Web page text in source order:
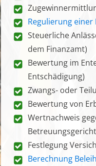
Regulierung
Steuerliche
dem Finanzamt)
Bewertung im
Entschädigung)
Zwangs- oder
Bewertung von
Wertnachweis
Betreuungsgericht
Festlegung
Berechnung